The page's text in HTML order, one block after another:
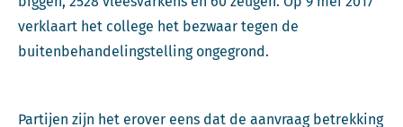
verklaart het college het bezwaar tegen de
buitenbehandelingstelling ongegrond.
Partijen zijn het erover eens dat de aanvraag betrekking